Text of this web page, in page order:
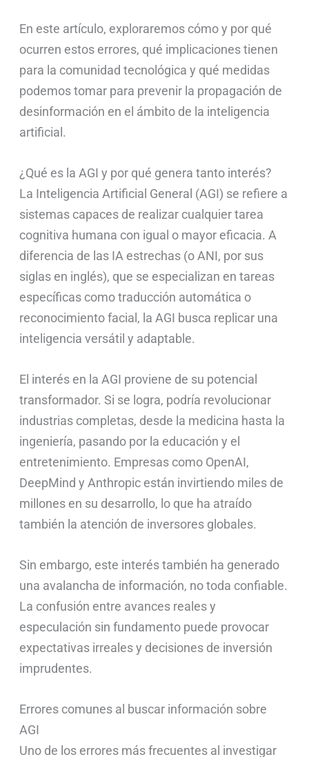
En este artículo, exploraremos cómo y por qué
ocurren estos errores, qué implicaciones tienen
para la comunidad tecnológica y qué medidas
podemos tomar para prevenir la propagación de
desinformación en el ámbito de la inteligencia
artificial.
¿Qué es la AGI y por qué genera tanto interés?
La Inteligencia Artificial General (AGI) se refiere a
sistemas capaces de realizar cualquier tarea
cognitiva humana con igual o mayor eficacia. A
diferencia de las IA estrechas (o ANI, por sus
siglas en inglés), que se especializan en tareas
específicas como traducción automática o
reconocimiento facial, la AGI busca replicar una
inteligencia versátil y adaptable.
El interés en la AGI proviene de su potencial
transformador. Si se logra, podría revolucionar
industrias completas, desde la medicina hasta la
ingeniería, pasando por la educación y el
entretenimiento. Empresas como OpenAI,
DeepMind y Anthropic están invirtiendo miles de
millones en su desarrollo, lo que ha atraído
también la atención de inversores globales.
Sin embargo, este interés también ha generado
una avalancha de información, no toda confiable.
La confusión entre avances reales y
especulación sin fundamento puede provocar
expectativas irreales y decisiones de inversión
imprudentes.
Errores comunes al buscar información sobre
AGI
Uno de los errores más frecuentes al investigar